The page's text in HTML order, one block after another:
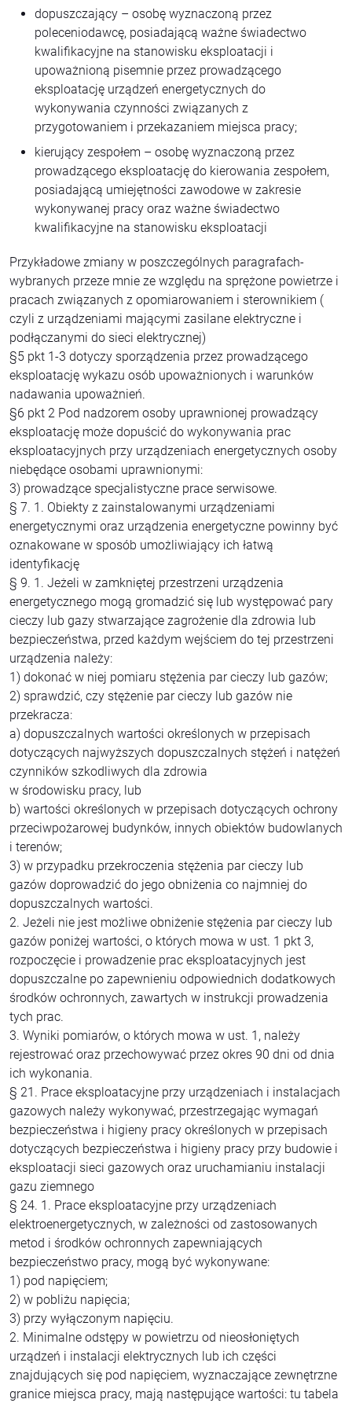
dopuszczający – osobę wyznaczoną przez
poleceniodawcę, posiadającą ważne świadectwo
kwalifikacyjne na stanowisku eksploatacji i
upoważnioną pisemnie przez prowadzącego
eksploatację urządzeń energetycznych do
wykonywania czynności związanych z
przygotowaniem i przekazaniem miejsca pracy;
kierujący zespołem – osobę wyznaczoną przez
prowadzącego eksploatację do kierowania zespołem,
posiadającą umiejętności zawodowe w zakresie
wykonywanej pracy oraz ważne świadectwo
kwalifikacyjne na stanowisku eksploatacji
Przykładowe zmiany w poszczególnych paragrafach-
wybranych przeze mnie ze względu na sprężone powietrze i
pracach związanych z opomiarowaniem i sterownikiem (
czyli z urządzeniami mającymi zasilane elektryczne i
podłączanymi do sieci elektrycznej)
§5 pkt 1-3 dotyczy sporządzenia przez prowadzącego
eksploatację wykazu osób upoważnionych i warunków
nadawania upoważnień.
§6 pkt 2 Pod nadzorem osoby uprawnionej prowadzący
eksploatację może dopuścić do wykonywania prac
eksploatacyjnych przy urządzeniach energetycznych osoby
niebędące osobami uprawnionymi:
3) prowadzące specjalistyczne prace serwisowe.
§ 7. 1. Obiekty z zainstalowanymi urządzeniami
energetycznymi oraz urządzenia energetyczne powinny być
oznakowane w sposób umożliwiający ich łatwą
identyfikację
§ 9. 1. Jeżeli w zamkniętej przestrzeni urządzenia
energetycznego mogą gromadzić się lub występować pary
cieczy lub gazy stwarzające zagrożenie dla zdrowia lub
bezpieczeństwa, przed każdym wejściem do tej przestrzeni
urządzenia należy:
1) dokonać w niej pomiaru stężenia par cieczy lub gazów;
2) sprawdzić, czy stężenie par cieczy lub gazów nie
przekracza:
a) dopuszczalnych wartości określonych w przepisach
dotyczących najwyższych dopuszczalnych stężeń i natężeń
czynników szkodliwych dla zdrowia
w środowisku pracy, lub
b) wartości określonych w przepisach dotyczących ochrony
przeciwpożarowej budynków, innych obiektów budowlanych
i terenów;
3) w przypadku przekroczenia stężenia par cieczy lub
gazów doprowadzić do jego obniżenia co najmniej do
dopuszczalnych wartości.
2. Jeżeli nie jest możliwe obniżenie stężenia par cieczy lub
gazów poniżej wartości, o których mowa w ust. 1 pkt 3,
rozpoczęcie i prowadzenie prac eksploatacyjnych jest
dopuszczalne po zapewnieniu odpowiednich dodatkowych
środków ochronnych, zawartych w instrukcji prowadzenia
tych prac.
3. Wyniki pomiarów, o których mowa w ust. 1, należy
rejestrować oraz przechowywać przez okres 90 dni od dnia
ich wykonania.
§ 21. Prace eksploatacyjne przy urządzeniach i instalacjach
gazowych należy wykonywać, przestrzegając wymagań
bezpieczeństwa i higieny pracy określonych w przepisach
dotyczących bezpieczeństwa i higieny pracy przy budowie i
eksploatacji sieci gazowych oraz uruchamianiu instalacji
gazu ziemnego
§ 24. 1. Prace eksploatacyjne przy urządzeniach
elektroenergetycznych, w zależności od zastosowanych
metod i środków ochronnych zapewniających
bezpieczeństwo pracy, mogą być wykonywane:
1) pod napięciem;
2) w pobliżu napięcia;
3) przy wyłączonym napięciu.
2. Minimalne odstępy w powietrzu od nieosłoniętych
urządzeń i instalacji elektrycznych lub ich części
znajdujących się pod napięciem, wyznaczające zewnętrzne
granice miejsca pracy, mają następujące wartości: tu tabela